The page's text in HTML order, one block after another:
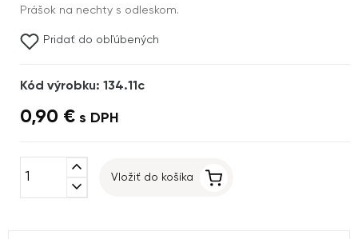
Prášok na nechty s odleskom.
Pridať do obľúbených
Kód výrobku: 134.11c
0,90 € s DPH
expand_less
expand_more
Vložiť do košíka